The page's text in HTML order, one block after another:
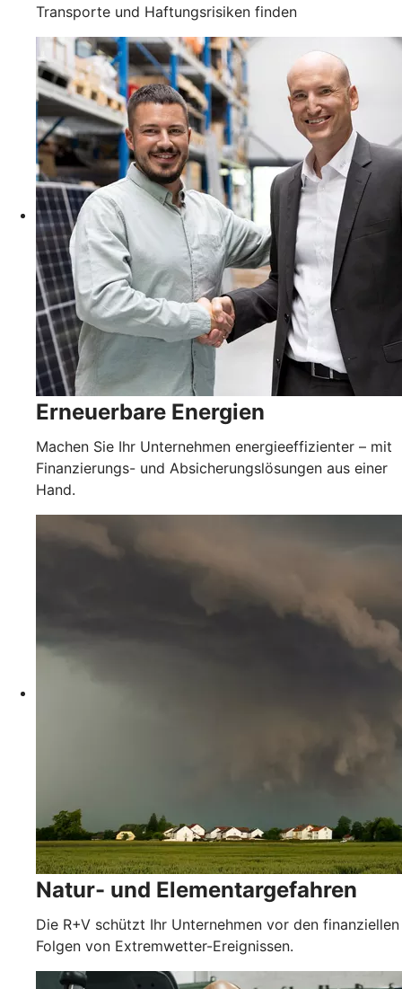
Transporte und Haftungsrisiken finden
Erneuerbare Energien
Machen Sie Ihr Unternehmen energieeffizienter – mit
Finanzierungs- und Absicherungslösungen aus einer
Hand.
Natur- und Elementargefahren
Die R+V schützt Ihr Unternehmen vor den finanziellen
Folgen von Extremwetter-Ereignissen.